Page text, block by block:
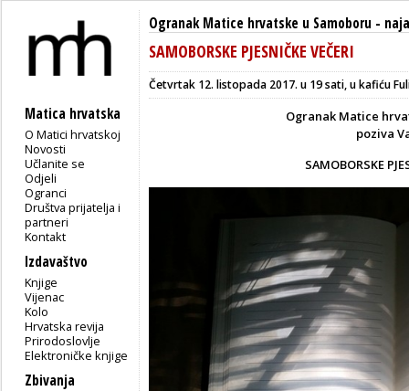
Matica hrvatska
O Matici hrvatskoj
Novosti
Učlanite se
Odjeli
Ogranci
Društva prijatelja i
partneri
Kontakt
Izdavaštvo
Knjige
Vijenac
Kolo
Hrvatska revija
Prirodoslovlje
Elektroničke knjige
Zbivanja
Ogranak Matice hrvatske u Samoboru -
SAMOBORSKE PJESNIČKE VEČERI
Četvrtak 12. listopada 2017. u 19 sati, u kafiću
Ogranak Matice
poziva
SAMOBORSKE